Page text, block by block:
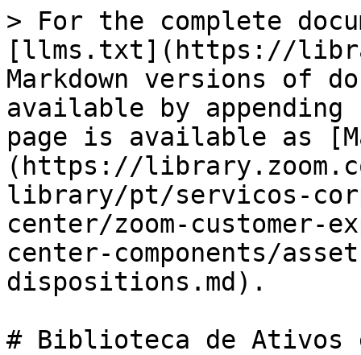
> For the complete
[llms.txt](https://
Markdown versions of
available by
page is available as
(https://
library/pt/servicos-
center/zoom-customer-
center-components/
dispositions.md).
# Biblioteca de Ativos